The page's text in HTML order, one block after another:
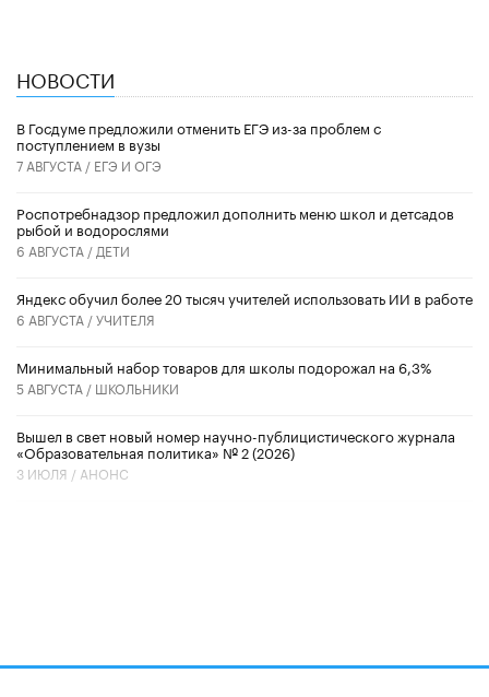
НОВОСТИ
В Госдуме предложили отменить ЕГЭ из-за проблем с
поступлением в вузы
7 АВГУСТА / ЕГЭ И ОГЭ
Роспотребнадзор предложил дополнить меню школ и детсадов
рыбой и водорослями
6 АВГУСТА / ДЕТИ
​Яндекс обучил более 20 тысяч учителей использовать ИИ в работе
6 АВГУСТА /УЧИТЕЛЯ
Минимальный набор товаров для школы подорожал на 6,3%
5 АВГУСТА / ШКОЛЬНИКИ
Вышел в свет новый номер научно-публицистического журнала
«Образовательная политика» № 2 (2026)
3 ИЮЛЯ / АНОНС